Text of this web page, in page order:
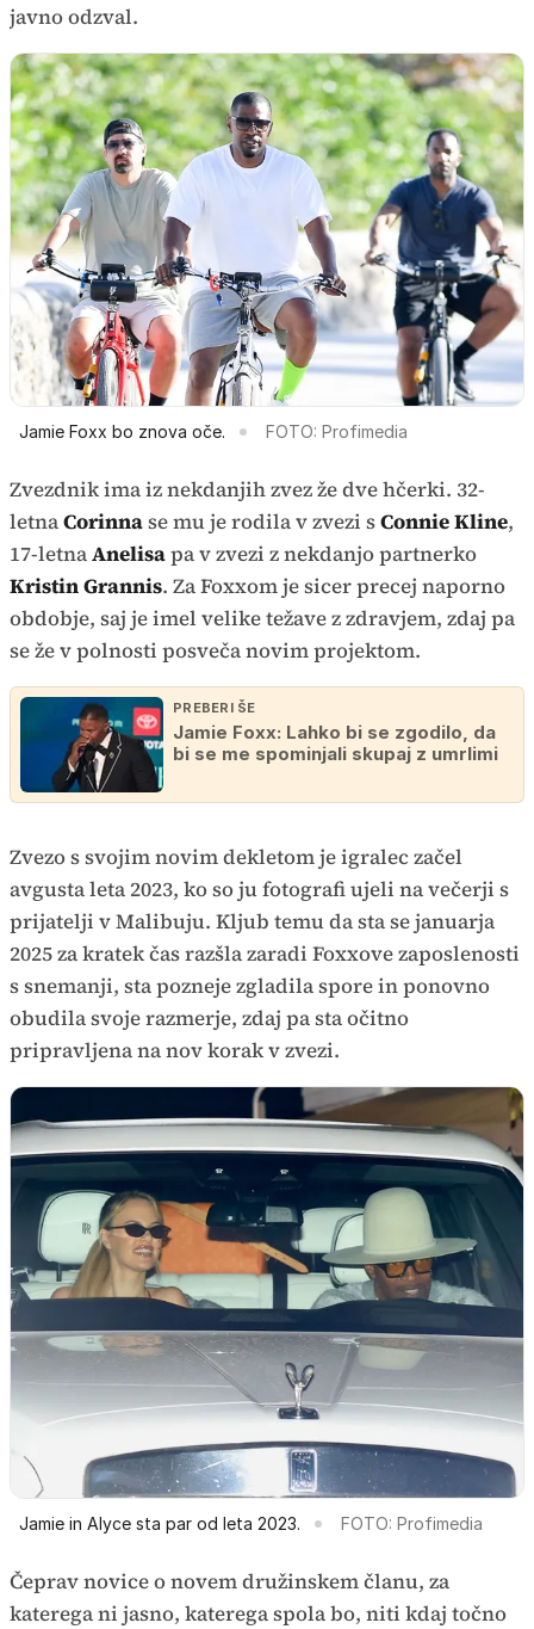
javno odzval.
Jamie Foxx bo znova oče. FOTO: Profimedia
Zvezdnik ima iz nekdanjih zvez že dve hčerki. 32-
letnaCorinnase mu je rodila v zvezi sConnie Kline,
17-letnaAnelisapa v zvezi z nekdanjo partnerko
Kristin Grannis. Za Foxxom je sicer precej naporno
obdobje, saj je imel velike težave z zdravjem, zdaj pa
se že v polnosti posveča novim projektom.
PREBERI ŠE
Jamie Foxx: Lahko bi se zgodilo, da
bi se me spominjali skupaj z umrlimi
Zvezo s svojim novim dekletom je igralec začel
avgusta leta 2023, ko so ju fotografi ujeli na večerji s
prijatelji v Malibuju. Kljub temu da sta se januarja
2025 za kratek čas razšla zaradi Foxxove zaposlenosti
s snemanji, sta pozneje zgladila spore in ponovno
obudila svoje razmerje, zdaj pa sta očitno
pripravljena na nov korak v zvezi.
Jamie in Alyce sta par od leta 2023. FOTO: Profimedia
Čeprav novice o novem družinskem članu, za
katerega ni jasno, katerega spola bo, niti kdaj točno